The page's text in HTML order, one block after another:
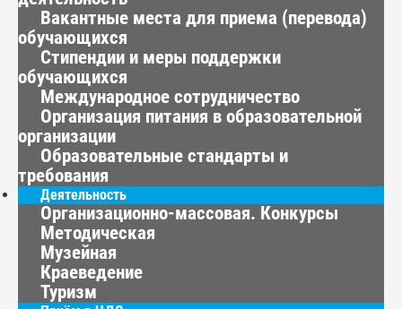
Вакантные места для приема (перевода)
обучающихся
Стипендии и меры поддержки
обучающихся
Международное сотрудничество
Организация питания в образовательной
организации
Образовательные стандарты и
требования
Деятельность
Организационно-массовая. Конкурсы
Методическая
Музейная
Краеведение
Туризм